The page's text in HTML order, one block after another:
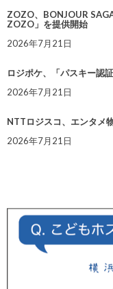
ZOZO、BONJOUR
ZOZO」を提供開始
2026年7月21日
ロジポケ、「パスキー認
2026年7月21日
NTTロジスコ、エンタメ
2026年7月21日